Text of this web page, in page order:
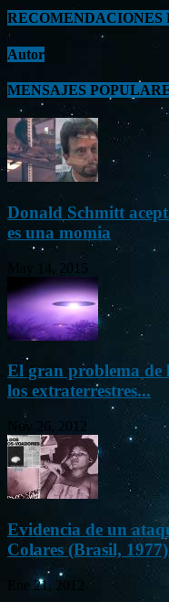
RECOMENDACIONES
Autor
MENSAJES
Donald Schmitt
es una momia
May 14, 2015
El gran problema de
los extraterrestres...
Nov 26, 2012
Evidencia de un
Colares (Brasil, 1977)
Ene 21, 2012